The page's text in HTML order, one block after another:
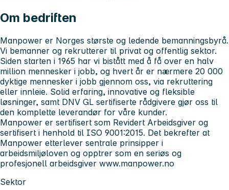
Om bedriften
Manpower er Norges største og ledende bemanningsbyrå.
Vi bemanner og rekrutterer til privat og offentlig sektor.
Siden starten i 1965 har vi bistått med å få over en halv
million mennesker i jobb, og hvert år er nærmere 20 000
dyktige mennesker i jobb gjennom oss, via rekruttering
eller innleie. Solid erfaring, innovative og fleksible
løsninger, samt DNV GL sertifiserte rådgivere gjør oss til
den komplette leverandør for våre kunder.
Manpower er sertifisert som Revidert Arbeidsgiver og
sertifisert i henhold til ISO 9001:2015. Det bekrefter at
Manpower etterlever sentrale prinsipper i
arbeidsmiljøloven og opptrer som en seriøs og
profesjonell arbeidsgiver www.manpower.no
Sektor